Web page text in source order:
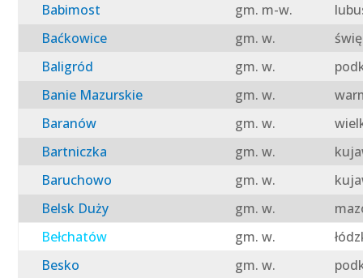
Babimost
gm. m-w.
Baćkowice
gm. w.
Baligród
gm. w.
Banie Mazurskie
gm. w.
Baranów
gm. w.
Bartniczka
gm. w.
Baruchowo
gm. w.
Belsk Duży
gm. w.
Bełchatów
gm. w.
Besko
gm. w.